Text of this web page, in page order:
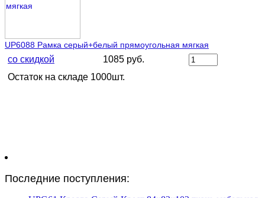
UP6088 Рамка серый+белый прямоугольная мягкая
со скидкой
1085 руб.
Остаток на складе 1000шт.
Последние поступления: